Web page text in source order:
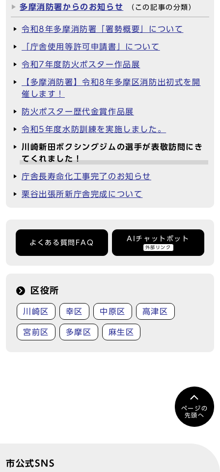
多摩消防署からのお知らせ （この記事の分類）
令和8年多摩消防署「署勢概要」について
「庁舎使用等許可申請書」について
令和7年度防火ポスター作品展
【多摩消防署】令和8年多摩区消防出初式を開
催します！
防火ポスター歴代金賞作品展
令和5年度水防訓練を実施しました。
川崎新田ボクシングジムの選手が表敬訪問にき
てくれました！
庁舎長寿命化工事完了のお知らせ
栗谷出張所新庁舎完成について
よくある質問FAQ
AIチャットボット
外部リンク
区役所
川崎区 幸区 中原区 高津区
宮前区 多摩区 麻生区
ページの
先頭へ
市公式SNS